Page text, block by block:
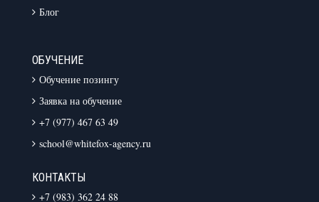
Блог
ОБУЧЕНИЕ
Обучение позингу
Заявка на обучение
+7 (977) 467 63 49
school@whitefox-agency.ru
КОНТАКТЫ
+7 (983) 362 24 88